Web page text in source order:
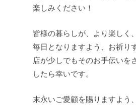
楽しみください！
皆様の暮らしが、より楽しく
毎日となりますよう、お祈り
店が少しでもそのお手伝いを
したら幸いです。
末永いご愛顧を賜りますよう